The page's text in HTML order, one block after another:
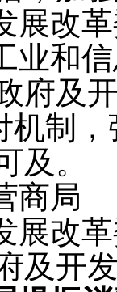
展改
业和
府及
制，
及。
商局
展改
及开